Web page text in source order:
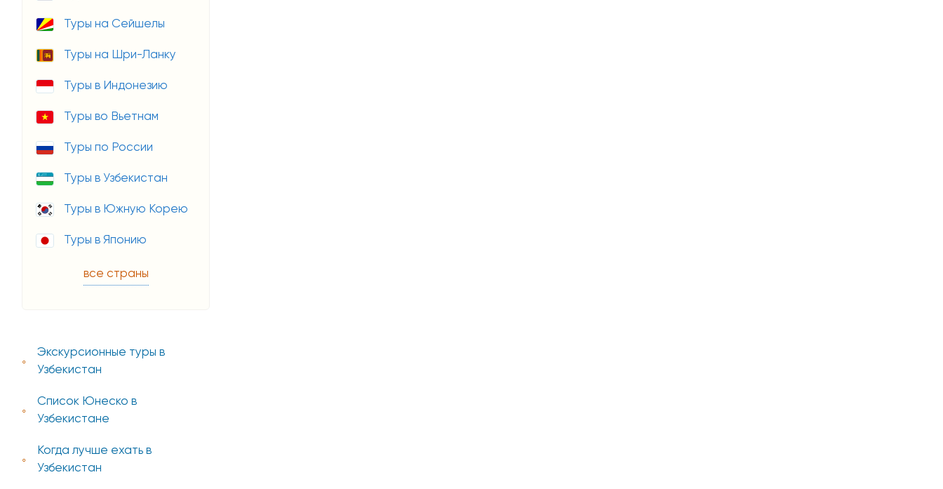
Туры на Сейшелы
Туры на Шри-Ланку
Туры в Индонезию
Туры во Вьетнам
Туры по России
Туры в Узбекистан
Туры в Южную Корею
Туры в Японию
все страны
Экскурсионные туры в
Узбекистан
Список Юнеско в
Узбекистане
Когда лучше ехать в
Узбекистан